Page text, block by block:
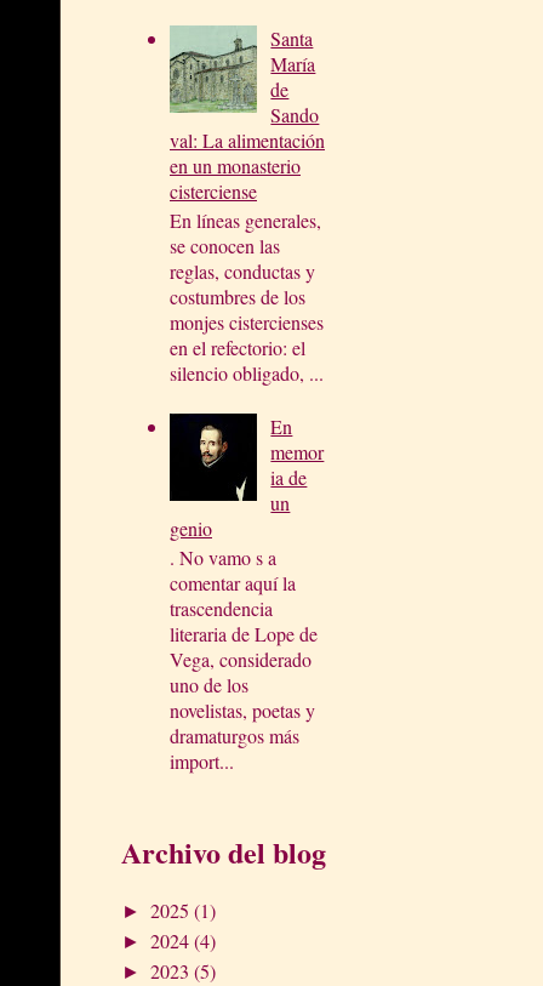
Santa
María
de
Sando
val: La alimentación
en un monasterio
cisterciense
En líneas generales,
se conocen las
reglas, conductas y
costumbres de los
monjes cistercienses
en el refectorio: el
silencio obligado, ...
En
memor
ia de
un
genio
. No vamo s a
comentar aquí la
trascendencia
literaria de Lope de
Vega, considerado
uno de los
novelistas, poetas y
dramaturgos más
import...
Archivo del blog
► 2025 (1)
► 2024(4)
► 2023 (5)